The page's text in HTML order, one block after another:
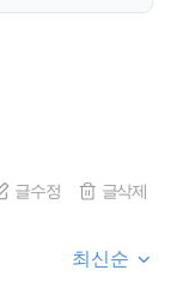
글수정 글삭제
최신순